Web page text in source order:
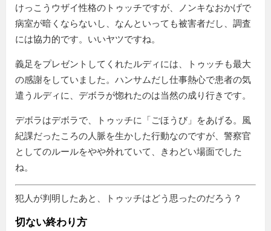
けっこうウザイ性格のトゥッチですが、ノンキなおかげで
病室が暗くならないし、なんといっても被害者だし、調査
には協力的です。いいヤツですね。
義足をプレゼントしてくれたルディには、トゥッチも最大
の感謝をしていました。ハンサムだし仕事熱心で患者の気
遣うルディに、デボラが惚れたのは当然の成り行きです。
デボラはデボラで、トゥッチに「ごほうび」をあげる。風
紀課だったころの人脈を生かした行動なのですが、警察官
としてのルールをやや外れていて、きわどい場面でした
ね。
犯人が判明したあと、トゥッチはどう思ったのだろう？
切ない終わり方